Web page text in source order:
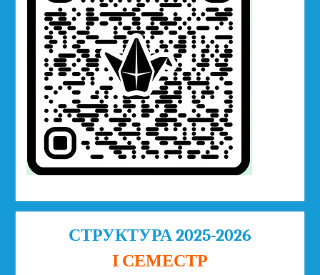
СТРУКТУРА 2025-2026
І СЕМЕСТР